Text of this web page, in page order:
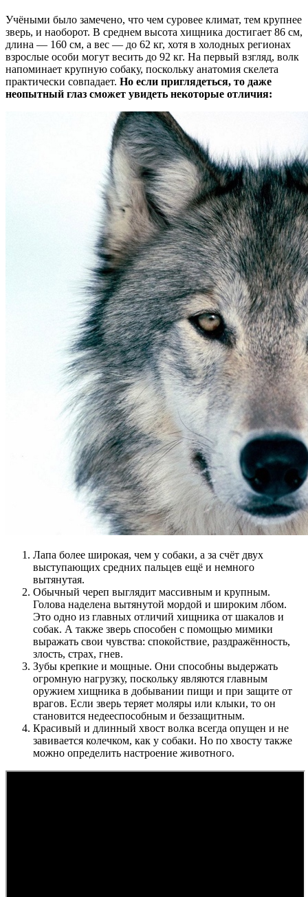
Учёными было замечено, что чем суровее климат, тем крупнее
зверь, и наоборот. В среднем высота хищника достигает 86 см,
длина — 160 см, а вес — до 62 кг, хотя в холодных регионах
взрослые особи могут весить до 92 кг. На первый взгляд, волк
напоминает крупную собаку, поскольку анатомия скелета
практически совпадает. Но если приглядеться, то даже
неопытный глаз сможет увидеть некоторые отличия:
Лапа более широкая, чем у собаки, а за счёт двух
выступающих средних пальцев ещё и немного
вытянутая.
Обычный череп выглядит массивным и крупным.
Голова наделена вытянутой мордой и широким лбом.
Это одно из главных отличий хищника от шакалов и
собак. А также зверь способен с помощью мимики
выражать свои чувства: спокойствие, раздражённость,
злость, страх, гнев.
Зубы крепкие и мощные. Они способны выдержать
огромную нагрузку, поскольку являются главным
оружием хищника в добывании пищи и при защите от
врагов. Если зверь теряет моляры или клыки, то он
становится недееспособным и беззащитным.
Красивый и длинный хвост волка всегда опущен и не
завивается колечком, как у собаки. Но по хвосту также
можно определить настроение животного.